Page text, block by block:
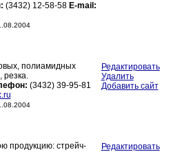
(3432) 12-58-58 E-mail:
полиамидных
резка.
(3432) 39-95-81
Редактировать
Удалить
Добавить сайт
продукцию: стрейч-
Редактировать